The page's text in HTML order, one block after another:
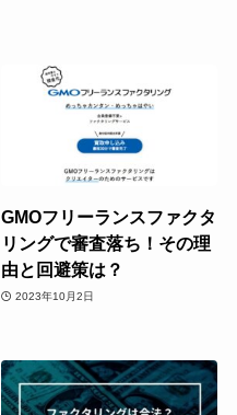
GMOフリーランスファクタ
リングで審査落ち！その理
由と回避策は？
2023年10月2日